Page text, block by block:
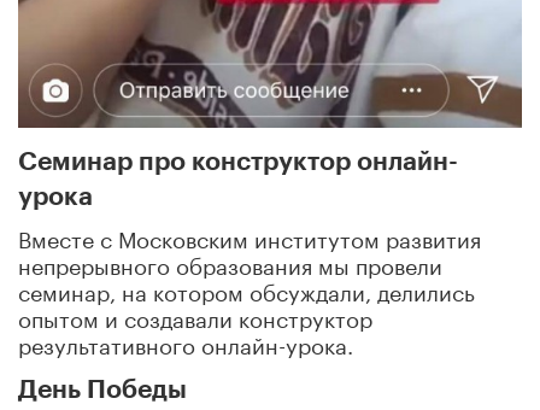
Семинар про конструктор онлайн-
урока
Вместе с Московским институтом развития
непрерывного образования мы провели
семинар, на котором обсуждали, делились
опытом и создавали конструктор
результативного онлайн-урока.
День Победы